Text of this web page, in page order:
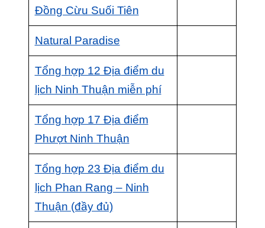
Đồng Cừu Suối Tiên
Natural Paradise
Tổng hợp 12 Địa điểm du
lịch Ninh Thuận miễn phí
Tổng hợp 17 Địa điểm
Phượt Ninh Thuận
Tổng hợp 23 Địa điểm du
lịch Phan Rang – Ninh
Thuận (đầy đủ)